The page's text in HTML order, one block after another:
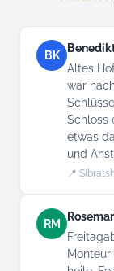
BK
Altes
war
Schloss
etwas
und
📍
RM